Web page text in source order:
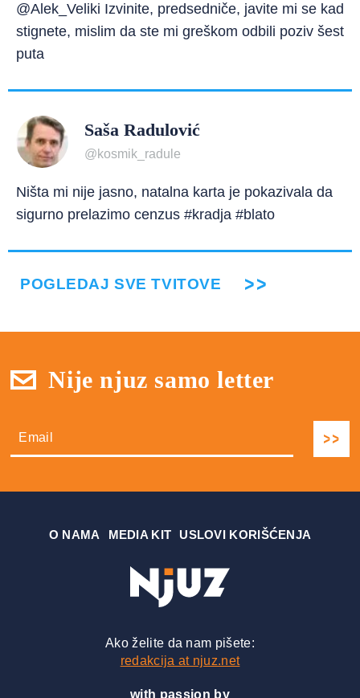
@Alek_Veliki Izvinite, predsedniče, javite mi se kad
stignete, mislim da ste mi greškom odbili poziv šest
puta
Saša Radulović
@kosmik_radule
Ništa mi nije jasno, natalna karta je pokazivala da
sigurno prelazimo cenzus #kradja #blato
POGLEDAJ SVE TVITOVE
Nije njuz samo letter
О NAMA MEDIA KIT USLOVI KORIŠĆENJA
Ako želite da nam pišete:
redakcija at njuz.net
with passion by